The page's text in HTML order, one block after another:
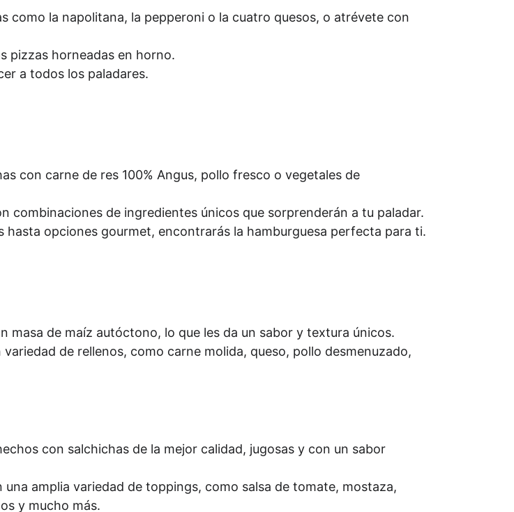
como la napolitana, la pepperoni o la cuatro quesos, o atrévete con
pizzas horneadas en horno.
a todos los paladares.
con carne de res 100% Angus, pollo fresco o vegetales de
combinaciones de ingredientes únicos que sorprenderán a tu paladar.
hasta opciones gourmet, encontrarás la hamburguesa perfecta para ti.
masa de maíz autóctono, lo que les da un sabor y textura únicos.
variedad de rellenos, como carne molida, queso, pollo desmenuzado,
con salchichas de la mejor calidad, jugosas y con un sabor
amplia variedad de toppings, como salsa de tomate, mostaza,
y mucho más.